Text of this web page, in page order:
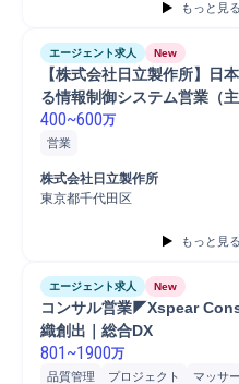
もっと見る
エージェント求人 New
【株式会社日立製作所】日
る情報制御システム営業（主
400~600万
営業
株式会社日立製作所
東京都千代田区
もっと見る
エージェント求人 New
コンサル営業◤Xspear
織創出｜総合DX
801 ~1900万
品質管理 プロジェクト マッサ